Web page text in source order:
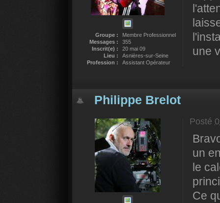
Groupe :
Membre Professionnel
Messages :
355
Inscrit(e) :
20 mai 09
Lieu :
Asnières-sur-Seine
Profession :
Assistant Opérateur
une
Philippe Brelot
Posté
un
le
Ce